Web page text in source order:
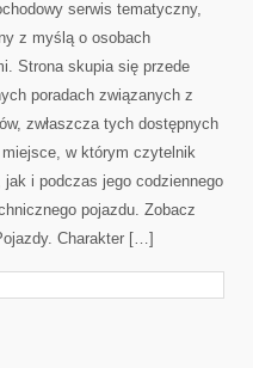
serwis tematyczny,
z myślą o osobach
Strona skupia się przede
poradach związanych z
zwłaszcza tych dostępnych
w którym czytelnik
i podczas jego codziennego
pojazdu. Zobacz
Charakter […]